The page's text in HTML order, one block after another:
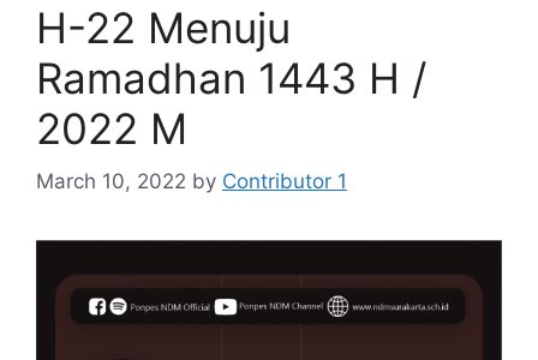
H-22 Menuju
Ramadhan 1443 H /
2022 M
March 10, 2022 by Contributor 1